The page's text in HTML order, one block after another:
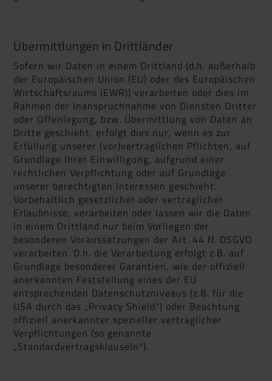
Übermittlungen in Drittländer
Sofern wir Daten in einem Drittland (d.h. außerhalb
der Europäischen Union (EU) oder des Europäischen
Wirtschaftsraums (EWR)) verarbeiten oder dies im
Rahmen der Inanspruchnahme von Diensten Dritter
oder Offenlegung, bzw. Übermittlung von Daten an
Dritte geschieht, erfolgt dies nur, wenn es zur
Erfüllung unserer (vor)vertraglichen Pflichten, auf
Grundlage Ihrer Einwilligung, aufgrund einer
rechtlichen Verpflichtung oder auf Grundlage
unserer berechtigten Interessen geschieht.
Vorbehaltlich gesetzlicher oder vertraglicher
Erlaubnisse, verarbeiten oder lassen wir die Daten
in einem Drittland nur beim Vorliegen der
besonderen Voraussetzungen der Art. 44 ff. DSGVO
verarbeiten. D.h. die Verarbeitung erfolgt z.B. auf
Grundlage besonderer Garantien, wie der offiziell
anerkannten Feststellung eines der EU
entsprechenden Datenschutzniveaus (z.B. für die
USA durch das „Privacy Shield") oder Beachtung
offiziell anerkannter spezieller vertraglicher
Verpflichtungen (so genannte
„Standardvertragsklauseln").